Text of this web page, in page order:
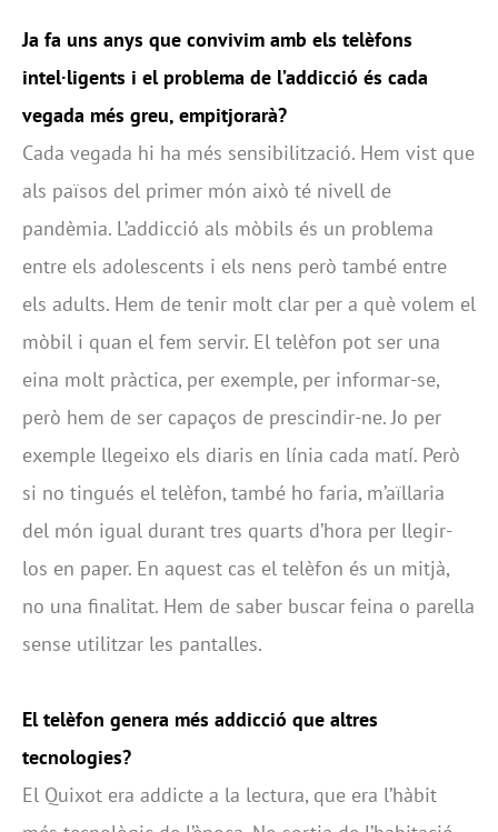
Ja fa uns anys que convivim amb els telèfons
intel·ligents i el problema de l’addicció és cada
vegada més greu, empitjorarà?
Cada vegada hi ha més sensibilització. Hem vist que
als països del primer món això té nivell de
pandèmia. L’addicció als mòbils és un problema
entre els adolescents i els nens però també entre
els adults. Hem de tenir molt clar per a què volem el
mòbil i quan el fem servir. El telèfon pot ser una
eina molt pràctica, per exemple, per informar-se,
però hem de ser capaços de prescindir-ne. Jo per
exemple llegeixo els diaris en línia cada matí. Però
si no tingués el telèfon, també ho faria, m’aïllaria
del món igual durant tres quarts d’hora per llegir-
los en paper. En aquest cas el telèfon és un mitjà,
no una finalitat. Hem de saber buscar feina o parella
sense utilitzar les pantalles.
El telèfon genera més addicció que altres
tecnologies?
El Quixot era addicte a la lectura, que era l’hàbit